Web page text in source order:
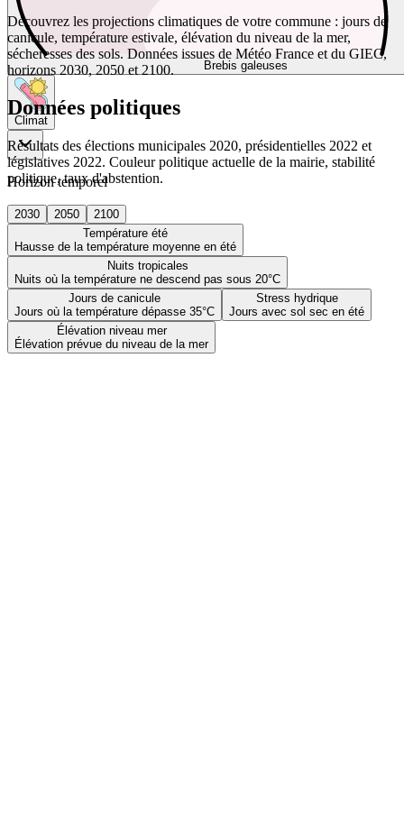
Brebis galeuses
Climat
Horizon temporel
2030 2050
2100
Température été
Hausse de la température moyenne en été
Nuits tropicales
Nuits où la température ne descend pas sous 20°C
Jours de canicule
Jours où la température dépasse 35°C
Stress hydrique
Jours avec sol sec en été
Élévation niveau mer
Élévation prévue du niveau de la mer
Découvrez les projections climatiques de votre commune : jours de
canicule, température estivale, élévation du niveau de la mer,
sécheresses des sols. Données issues de Météo France et du GIEC,
horizons 2030, 2050 et 2100.
Données politiques
Résultats des élections municipales 2020, présidentielles 2022 et
législatives 2022. Couleur politique actuelle de la mairie, stabilité
politique, taux d'abstention.